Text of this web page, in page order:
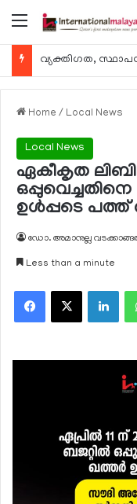
Menu
Home / Local News
Local News
ഏകീകൃത
ഉള്‍പ്പടെ പത്ത്
ഡോ. അമാനുല്ല
Less than a minute
Facebook
X